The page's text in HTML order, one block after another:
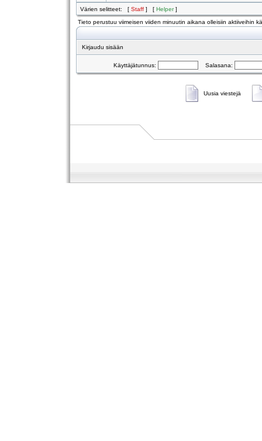
Värien selitteet: [ Staff ] [ Helper]
Tieto perustuu viimeisen viiden minuutin aikana olleisiin aktiiveihin
Kirjaudu sisään
Käyttäjätunnus: Salasana:
Uusia viestejä